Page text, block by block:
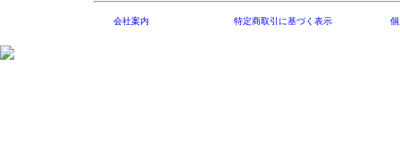
会社案内 特定商取引に基づく表示